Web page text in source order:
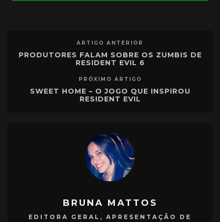
ARTIGO ANTERIOR
PRODUTORES FALAM SOBRE OS ZUMBIS DE
RESIDENT EVIL 6
PRÓXIMO ARTIGO
SWEET HOME – O JOGO QUE INSPIROU
RESIDENT EVIL
BRUNA MATTOS
EDITORA GERAL, APRESENTAÇÃO DE